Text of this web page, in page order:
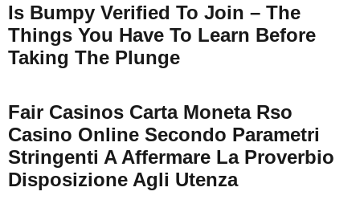
Is Bumpy Verified To Join – The
Things You Have To Learn Before
Taking The Plunge
Fair Casinos Carta Moneta Rso
Casino Online Secondo Parametri
Stringenti A Affermare La Proverbio
Disposizione Agli Utenza